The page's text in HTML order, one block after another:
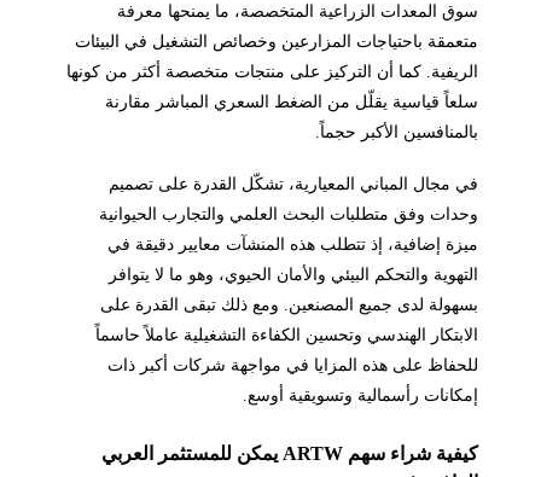
سوق المعدات الزراعية المتخصصة، ما يمنحها معرفة
متعمقة باحتياجات المزارعين وخصائص التشغيل في البيئات
الريفية. كما أن التركيز على منتجات متخصصة أكثر من كونها
سلعاً قياسية يقلّل من الضغط السعري المباشر مقارنة
بالمنافسين الأكبر حجماً.
في مجال المباني المعيارية، تشكّل القدرة على تصميم
وحدات وفق متطلبات البحث العلمي والتجارب الحيوانية
ميزة إضافية، إذ تتطلب هذه المنشآت معايير دقيقة في
التهوية والتحكم البيئي والأمان الحيوي، وهو ما لا يتوافر
بسهولة لدى جميع المصنعين. ومع ذلك تبقى القدرة على
الابتكار الهندسي وتحسين الكفاءة التشغيلية عاملاً حاسماً
للحفاظ على هذه المزايا في مواجهة شركات أكبر ذات
إمكانات رأسمالية وتسويقية أوسع.
كيفية شراء سهم ARTW يمكن للمستثمر العربي